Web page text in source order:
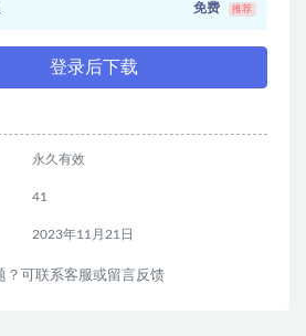
免费 推荐
登录后下载
永久有效
41
2023年11月21日
？可联系客服或留言反馈